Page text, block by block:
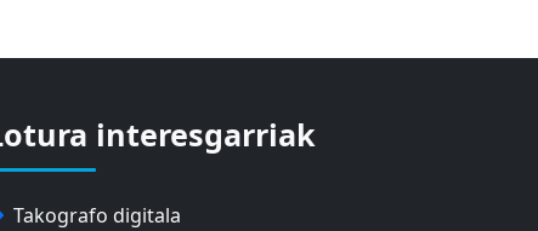
interesgarriak
Takografo digitala